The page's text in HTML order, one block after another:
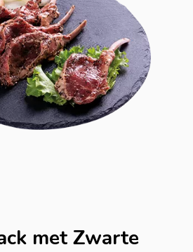
met Zwarte